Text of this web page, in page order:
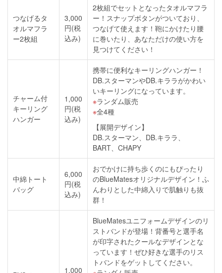
つなげるタ
オルマフラ
ー2枚組
3,000
円(税
込み)
2枚組でセットとなったタオルマフラ
ー！スナップボタンがついており、
つなげて使えます！鞄にかけたり腰
に巻いたり、あなただけの使い方を
見つけてください！
チャーム付
キーリング
ハンガー
1,000
円(税
込み)
携帯に便利なキーリングハンガー！
DB.スターマンやDB.キララがかわい
いキーリングになっています。
ランダム販売
全4種
【展開デザイン】
DB.スターマン、DB.キララ、
BART、CHAPY
中綿トート
バッグ
6,000
円(税
込み)
おでかけに持ち歩くのにもぴったり
のBlueMatesオリジナルデザイン！ふ
んわりとした中綿入りで肌触りも抜
群！
1,000
BlueMatesユニフォームデザインのリ
ストバンドが登場！背番号と選手名
が印字されたクールなデザインとな
っています！ぜひ好きな選手のリス
トバンドをゲットしてください。